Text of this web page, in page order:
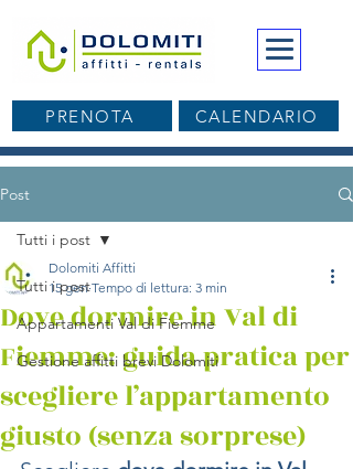
PRENOTA CALENDARIO
Post
Tutti i post
Appartamenti Val di Fiemme
Gestione affitti brevi Dolomiti
Tutti i post
Dove dormire in Val di
Fiemme: guida pratica per
scegliere l’appartamento
giusto (senza sorprese)
Dolomiti Affitti
15 gen Tempo di lettura: 3 min